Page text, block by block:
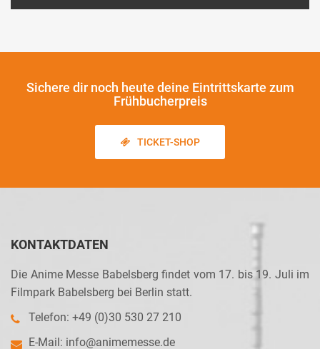
Sichere dir noch heute deine Eintrittskarte zum
Frühbucherpreis
TICKET-SHOP
KONTAKTDATEN
Die Anime Messe Babelsberg findet vom 17. bis 19. Juli im
Filmpark Babelsberg bei Berlin statt.
Telefon: +49 (0)30 530 27 210
E-Mail: info@animemesse.de